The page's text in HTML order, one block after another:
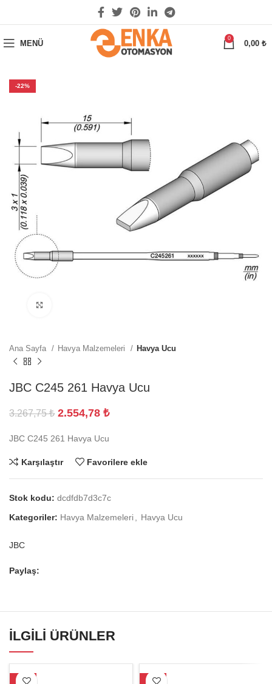
MENÜ
0
0,00 ₺
-22%
Ana Sayfa Havya Malzemeleri Havya Ucu
JBC C245 261 Havya Ucu
3.267,75₺ 2.554,78 ₺
JBC C245 261 Havya Ucu
Karşılaştır Favorilere ekle
Stok kodu: dcdfdb7d3c7c
Kategoriler: Havya Malzemeleri Havya Ucu
JBC
Paylaş:
İLGILI ÜRÜNLER
-21% -20%